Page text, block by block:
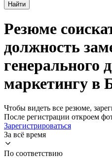
Найти
Резюме
должность
генерального
маркетингу в
Чтобы видеть все резюме,
После регистрации откроем
Зарегистрироваться
За всё время
По соответствию